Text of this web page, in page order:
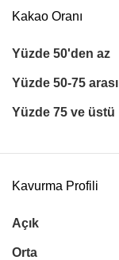
Kakao Oranı
Yüzde 50'den az
Yüzde 50-75 arası
Yüzde 75 ve üstü
Kavurma Profili
Açık
Orta